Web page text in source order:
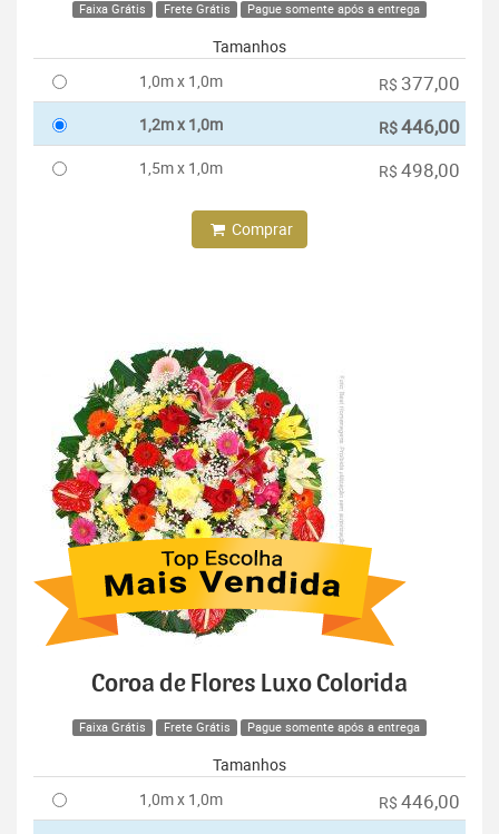
Faixa Grátis Frete Grátis Pague somente após a entrega
Tamanhos
1,0m x 1,0m
R$ 377,00
1,2m x 1,0m R$446,00
1,5m x 1,0m R$ 498,00
Comprar
Coroa de Flores Luxo Colorida
Faixa Grátis Frete Grátis Pague somente após a entrega
Tamanhos
1,0m x 1,0m
R$ 446,00